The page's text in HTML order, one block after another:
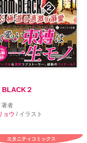
BLACK２
著者
ョウ / イラスト
エタニティコミックス